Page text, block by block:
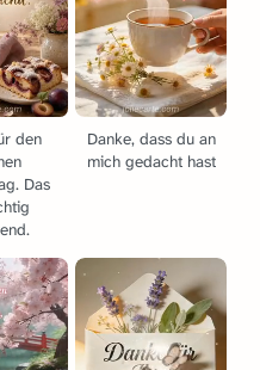
den
Das
Danke, dass du an
mich gedacht hast